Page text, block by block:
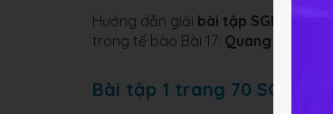
Hướng dẫn giải bài tập SGK Cơ
trong tế bào Bài 17: Quang hợp
Bài tập 1 trang 70 SGK